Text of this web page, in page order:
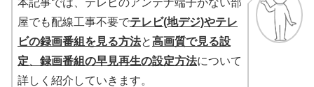
屋でも配線工事不要でテレビ(地デジ)やテレ
ビの録画番組を見る方法と高画質で見る設
定
録画番組の早見再生の設定方法について
詳しく紹介していきます。